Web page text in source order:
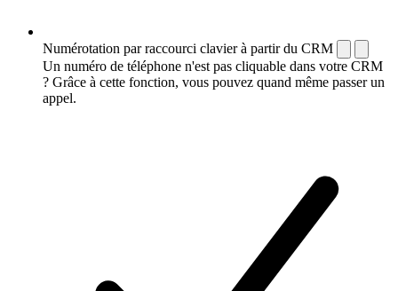
Numérotation par raccourci clavier à partir du CRM
Un numéro de téléphone n'est pas cliquable dans votre CRM
? Grâce à cette fonction, vous pouvez quand même passer un
appel.